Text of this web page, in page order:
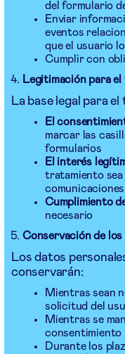
del formulario
Enviar
eventos
que el usuario
Cumplir con
Legitimación para
La base legal para
El
marcar las
formularios
El interés
tratamiento sea
comunicaciones
Cumplimiento
necesario
Conservación de
Los datos
conservarán:
Mientras sean
solicitud del
Mientras se
consentimiento
Durante los